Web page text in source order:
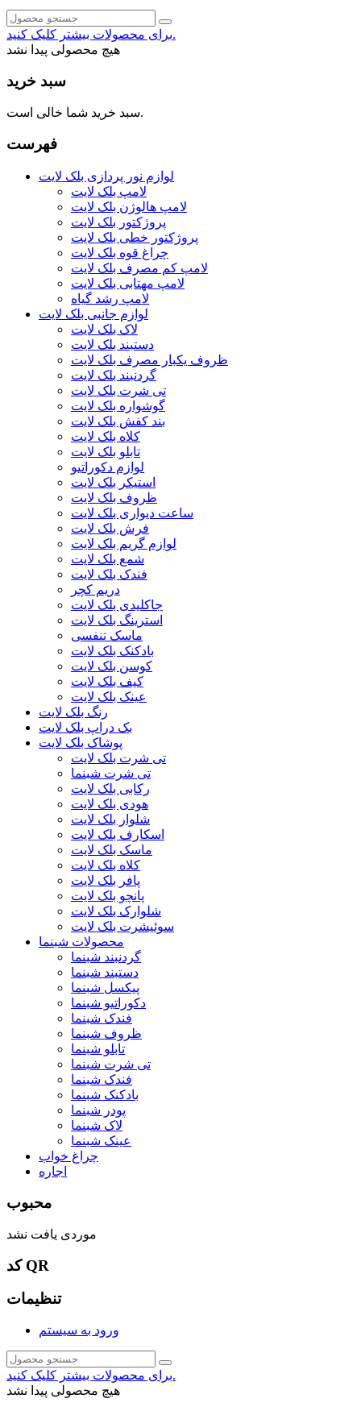
برای محصولات بیشتر کلیک کنید.
هیچ محصولی پیدا نشد
سبد خرید
سبد خرید شما خالی است.
فهرست
لوازم نور پردازی بلک لایت
لامپ بلک لایت
لامپ هالوژن بلک لایت
پروژکتور بلک لایت
پروژکتور خطی بلک لایت
چراغ قوه بلک لایت
لامپ کم مصرف بلک لایت
لامپ مهتابی بلک لایت
لامپ رشد گیاه
لوازم جانبی بلک لایت
لاک بلک لایت
دستبند بلک لایت
ظروف یکبار مصرف بلک لایت
گردنبند بلک لایت
تی شرت بلک لایت
گوشواره بلک لایت
بند کفش بلک لایت
کلاه بلک لایت
تابلو بلک لایت
لوازم دکوراتیو
استیکر بلک لایت
ظروف بلک لایت
ساعت دیواری بلک لایت
فرش بلک لایت
لوازم گریم بلک لایت
شمع بلک لایت
فندک بلک لایت
دریم کچر
جاکلیدی بلک لایت
استرینگ بلک لایت
ماسک تنفسی
بادکنک بلک لایت
کوسن بلک لایت
کیف بلک لایت
عینک بلک لایت
رنگ بلک لایت
بک دراپ بلک لایت
پوشاک بلک لایت
تی شرت بلک لایت
تی شرت شبنما
رکابی بلک لایت
هودی بلک لایت
شلوار بلک لایت
اسکارف بلک لایت
ماسک بلک لایت
کلاه بلک لایت
پافر بلک لایت
پانچو بلک لایت
شلوارک بلک لایت
سوئیشرت بلک لایت
محصولات شبنما
گردنبند شبنما
دستبند شبنما
پیکسل شبنما
دکوراتیو شبنما
فندک شبنما
ظروف شبنما
تابلو شبنما
تی شرت شبنما
فندک شبنما
بادکنک شبنما
پودر شبنما
لاک شبنما
عینک شبنما
چراغ خواب
اجاره
محبوب
موردی یافت نشد
کد QR
تنظیمات
ورود به سیستم
برای محصولات بیشتر کلیک کنید.
هیچ محصولی پیدا نشد